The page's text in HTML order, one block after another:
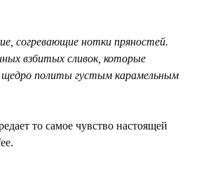
согревающие нотки пряностей.
взбитых сливок, которые
политы густым карамельным
то самое чувство настоящей